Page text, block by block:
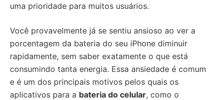
uma prioridade para muitos usuários.
Você provavelmente já se sentiu ansioso ao ver a
porcentagem da bateria do seu iPhone diminuir
rapidamente, sem saber exatamente o que está
consumindo tanta energia. Essa ansiedade é comum
e é um dos principais motivos pelos quais os
aplicativos para a bateria do celular, como o